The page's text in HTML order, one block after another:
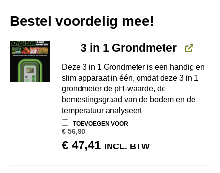
Bestel voordelig mee!
3 in 1 Grondmeter
Deze 3 in 1 Grondmeter is een handig en
slim apparaat in één, omdat deze 3 in 1
grondmeter de pH-waarde, de
bemestingsgraad van de bodem en de
temperatuur analyseert
TOEVOEGEN VOOR
€56,90
OORSPRONKELIJKE
€47,41HUIDIGE
INCL. BTW